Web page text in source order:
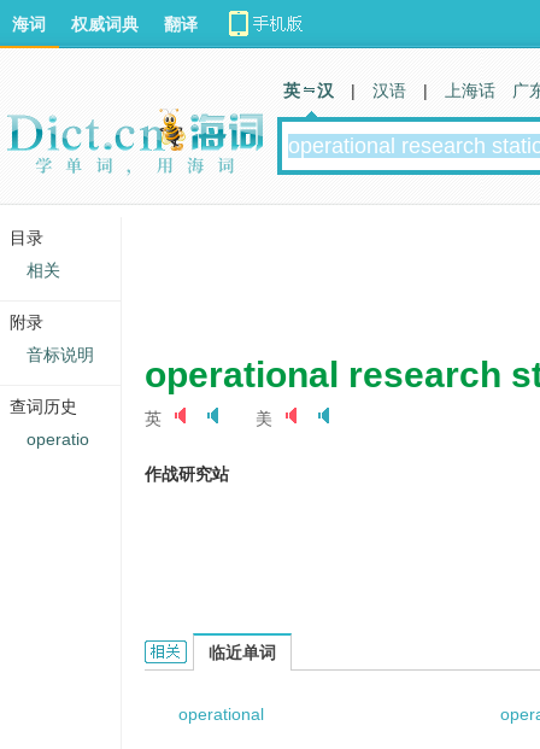
operational research
英 美
作战研究站
Operational Research Station的相关资料：
临近单词
operational
海词 权威词典 翻译
英 汉 | 汉语 | 上海话 广
目录
相关
附录
音标说明
查词历史
operatio